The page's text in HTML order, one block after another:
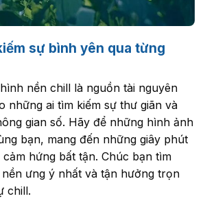
sự bình yên qua từng
nền chill là nguồn tài nguyên
những ai tìm kiếm sự thư giãn và
gian số. Hãy để những hình ảnh
bạn, mang đến những giây phút
hứng bất tận. Chúc bạn tìm
ưng ý nhất và tận hưởng trọn
chill.